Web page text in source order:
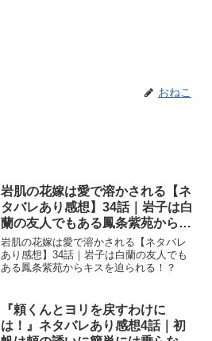
おねこ
岩肌の花嫁は愛で溶かされる【ネ
タバレあり感想】34話｜岩子は白
蘭の友人でもある鳳条紫苑からキ
スを迫られる！？
岩肌の花嫁は愛で溶かされる【ネタバレ
あり感想】34話｜岩子は白蘭の友人でも
ある鳳条紫苑からキスを迫られる！？
『頼くんとヨリを戻すわけに
は！』ネタバレあり感想4話｜初